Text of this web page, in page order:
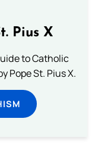
Pius X
to Catholic
Pope St. Pius X.